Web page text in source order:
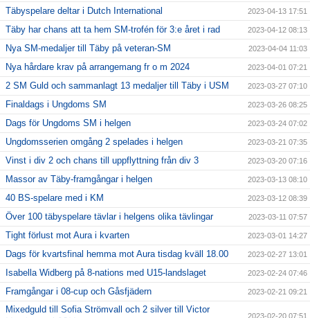
Täbyspelare deltar i Dutch International 2023-04-13 17:51
Täby har chans att ta hem SM-trofén för 3:e året i rad 2023-04-12 08:13
Nya SM-medaljer till Täby på veteran-SM 2023-04-04 11:03
Nya hårdare krav på arrangemang fr o m 2024 2023-04-01 07:21
2 SM Guld och sammanlagt 13 medaljer till Täby i USM 2023-03-27 07:10
Finaldags i Ungdoms SM 2023-03-26 08:25
Dags för Ungdoms SM i helgen 2023-03-24 07:02
Ungdomsserien omgång 2 spelades i helgen 2023-03-21 07:35
Vinst i div 2 och chans till uppflyttning från div 3 2023-03-20 07:16
Massor av Täby-framgångar i helgen 2023-03-13 08:10
40 BS-spelare med i KM 2023-03-12 08:39
Över 100 täbyspelare tävlar i helgens olika tävlingar 2023-03-11 07:57
Tight förlust mot Aura i kvarten 2023-03-01 14:27
Dags för kvartsfinal hemma mot Aura tisdag kväll 18.00 2023-02-27 13:01
Isabella Widberg på 8-nations med U15-landslaget 2023-02-24 07:46
Framgångar i 08-cup och Gåsfjädern 2023-02-21 09:21
Mixedguld till Sofia Strömvall och 2 silver till Victor
2023-02-20 07:51